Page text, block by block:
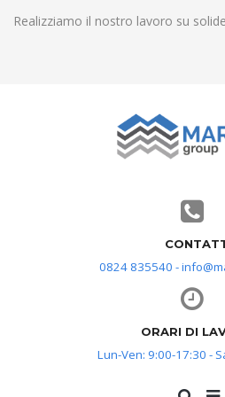
Realizziamo il nostro lavoro su
0824 835540 -
ORARI DI
Lun-Ven: 9:00-17:30 -